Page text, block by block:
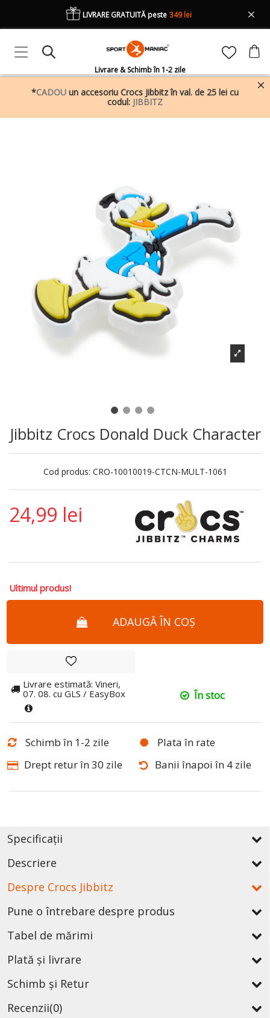
Livrare & Schimb în 1-2 zile
LIVRARE GRATUITĂ peste 349 lei
*CADOU un accesoriu Crocs Jibbitz în val. de 25 lei cu
codul: JIBBITZ
Jibbitz Crocs Donald Duck Character
Cod produs: CRO-10010019-CTCN-MULT-1061
24,99 lei
Ultimul produs!
ADAUGĂ ÎN COȘ
Livrare estimată: Vineri,
07. 08. cu GLS / EasyBox
În stoc
Schimb în 1-2 zile
Plata în rate
Drept retur în 30 zile
Banii înapoi în 4 zile
Specificații
Descriere
Despre Crocs Jibbitz
Pune o întrebare despre produs
Tabel de mărimi
Plată și livrare
Schimb și Retur
Recenzii(0)